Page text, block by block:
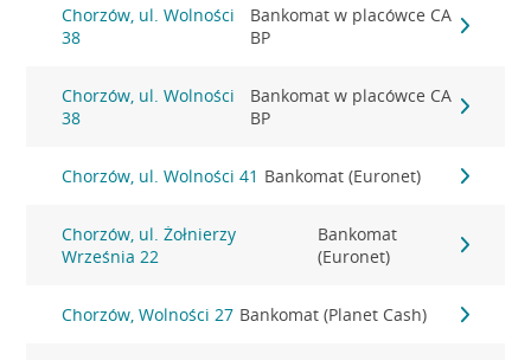
Chorzów, ul. Wolności
38
Bankomat w placówce CA
BP
Chorzów, ul. Wolności
38
Bankomat w placówce CA
BP
Chorzów, ul. Wolności 41 Bankomat (Euronet)
Chorzów, ul. Żołnierzy
Września 22
Bankomat
(Euronet)
Chorzów, Wolności 27 Bankomat (Planet Cash)